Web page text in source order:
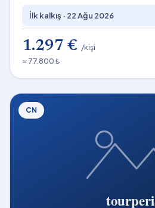
İlk kalkış · 22 Ağu 2026
1.297 € /kişi
≈ 77.800 ₺
CN